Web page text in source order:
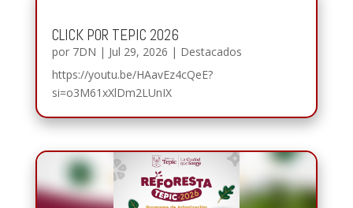
CLICK POR TEPIC 2026
por 7DN | Jul 29, 2026 | Destacados
https://youtu.be/HAavEz4cQeE?
si=o3M61xXlDm2LUnIX